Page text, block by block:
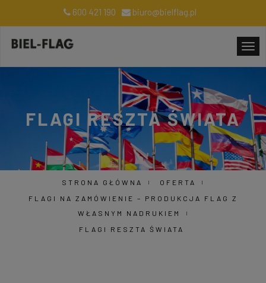
600 421 190 biuro@bielflag.pl
FLAGI RESZTA ŚWIATA
STRONA GŁÓWNA
OFERTA
FLAGI NA ZAMÓWIENIE – PRODUKCJA FLAG Z
WŁASNYM NADRUKIEM
FLAGI RESZTA ŚWIATA